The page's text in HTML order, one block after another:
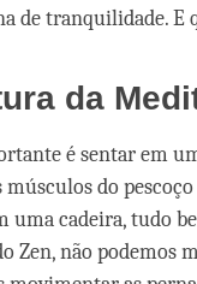
de tranquilidade. E
da
é sentar em
músculos do
uma cadeira, tudo
Zen, não podemos